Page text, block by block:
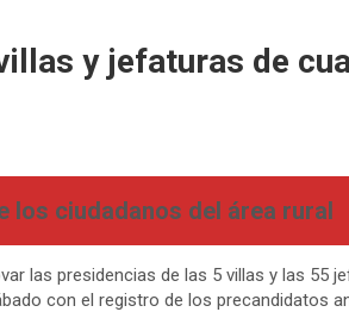
y jefaturas de
los ciudadanos del área rural
las presidencias de las 5 villas y las 55
con el registro de los precandidatos